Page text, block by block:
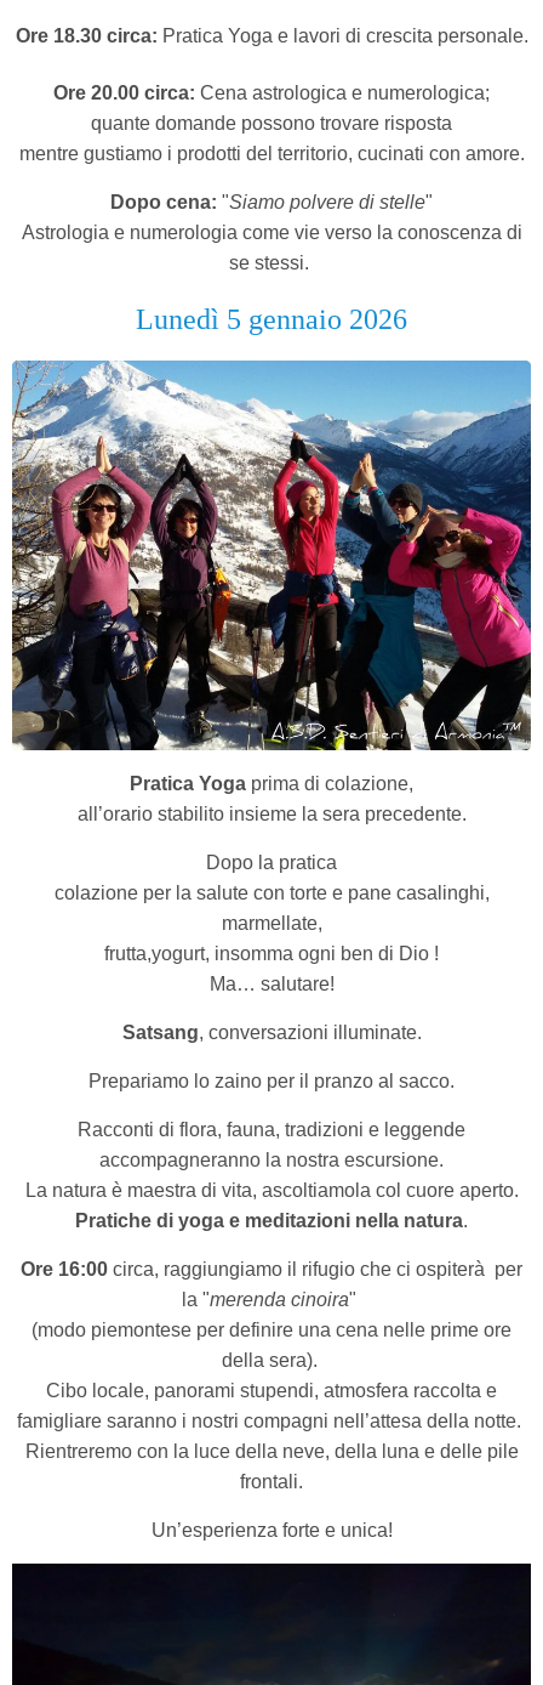
Ore 18.30 circa: Pratica Yoga e lavori di crescita personale.
Ore 20.00 circa: Cena astrologica e numerologica;
quante domande possono trovare risposta
mentre gustiamo i prodotti del territorio, cucinati con amore.
Dopo cena: "Siamo polvere di stelle"
Astrologia e numerologia come vie verso la conoscenza di
se stessi.
Lunedì 5 gennaio 2026
Pratica Yoga prima di colazione,
all’orario stabilito insieme la sera precedente.
Dopo la pratica
colazione per la salute con torte e pane casalinghi,
marmellate,
frutta,yogurt, insomma ogni ben di Dio !
Ma… salutare!
Satsang, conversazioni illuminate.
Prepariamo lo zaino per il pranzo al sacco.
Racconti di flora, fauna, tradizioni e leggende
accompagneranno la nostra escursione.
La natura è maestra di vita, ascoltiamola col cuore aperto.
Pratiche di yoga e meditazioni nella natura.
Ore 16:00 circa, raggiungiamo il rifugio che ci ospiterà per
la "merenda cinoira"
(modo piemontese per definire una cena nelle prime ore
della sera).
Cibo locale, panorami stupendi, atmosfera raccolta e
famigliare saranno i nostri compagni nell’attesa della notte.
Rientreremo con la luce della neve, della luna e delle pile
frontali.
Un’esperienza forte e unica!